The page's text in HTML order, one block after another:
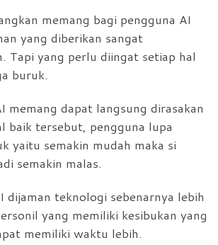
memang bagi pengguna AI
yang diberikan sangat
Tapi yang perlu diingat setiap hal
buruk.
memang dapat langsung dirasakan
baik tersebut, pengguna lupa
yaitu semakin mudah maka si
semakin malas.
dijaman teknologi sebenarnya lebih
yang memiliki kesibukan yang
memiliki waktu lebih.